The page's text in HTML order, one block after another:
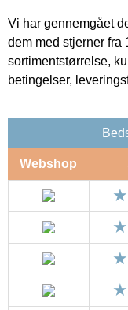
Vi har gennemgået
dem med stjerner fra
sortimentstørrelse,
betingelser,
Webshop